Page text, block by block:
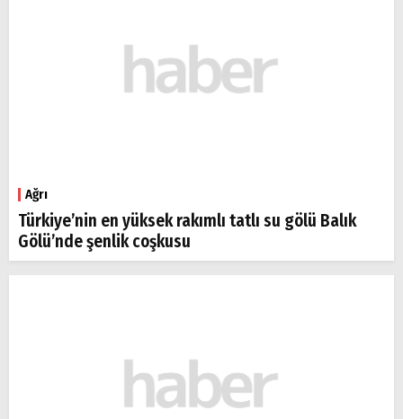
Ağrı
Türkiye’nin en yüksek rakımlı tatlı su gölü Balık
Gölü’nde şenlik coşkusu